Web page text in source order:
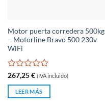
Motor puerta corredera 500kg
– Motorline Bravo 500 230v
WiFi
Valorado
con
de
267,25€ (IVA incluido)
LEER MÁS